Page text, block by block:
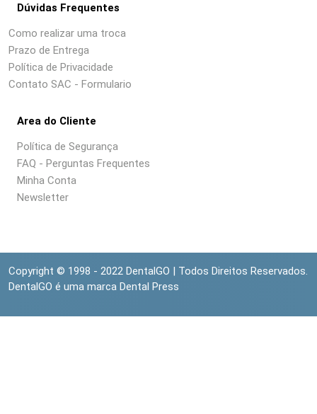
Dúvidas Frequentes
Como realizar uma troca
Prazo de Entrega
Política de Privacidade
Contato SAC - Formulario
Area do Cliente
Política de Segurança
FAQ - Perguntas Frequentes
Minha Conta
Newsletter
Copyright © 1998 - 2022 DentalGO | Todos Direitos Reservados.
DentalGO é uma marca Dental Press